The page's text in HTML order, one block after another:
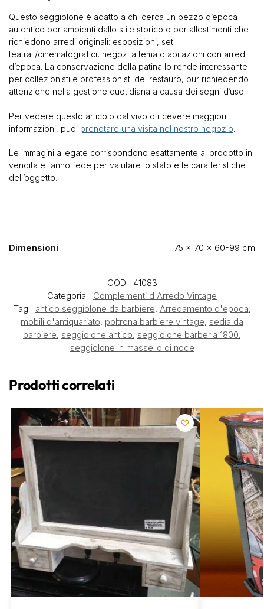
Questo seggiolone è adatto a chi cerca un pezzo d’epoca
autentico per ambienti dallo stile storico o per allestimenti che
richiedono arredi originali: esposizioni, set
teatrali/cinematografici, negozi a tema o abitazioni con arredi
d’epoca. La conservazione della patina lo rende interessante
per collezionisti e professionisti del restauro, pur richiedendo
attenzione nella gestione quotidiana a causa dei segni d’uso.
Per vedere questo articolo dal vivo o ricevere maggiori
informazioni, puoi prenotare una visita nel nostro negozio.
Le immagini allegate corrispondono esattamente al prodotto in
vendita e fanno fede per valutare lo stato e le caratteristiche
dell’oggetto.
Dimensioni 75 × 70 × 60-99 cm
COD: 41083
Categoria: Complementi d'Arredo Vintage
Tag: antico seggiolone da barbiere, Arredamento d'epoca,
mobili d'antiquariato, poltrona barbiere vintage, sedia da
barbiere, seggiolone antico, seggiolone barberia 1800,
seggiolone in massello di noce
Prodotti correlati